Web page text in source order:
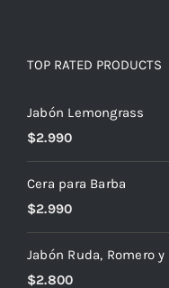
TOP RATED PRODUCTS
Jabón Lemongrass
$2.990
Cera para Barba
$2.990
Jabón Ruda, Romero
$2.800